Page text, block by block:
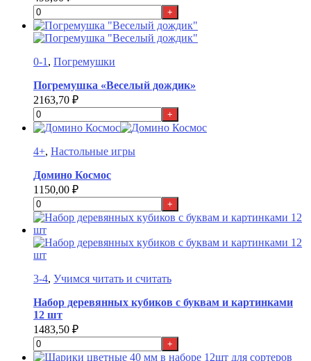
+
0-1 , Погремушки
Погремушка «Веселый дождик»
2163,70 ₽
+
4+, Настольные игры
Домино Космос
1150,00 ₽
+
3-4, Учимся читать и считать
Набор деревянных кубиков с буквам и картинками
12 шт
1483,50 ₽
+